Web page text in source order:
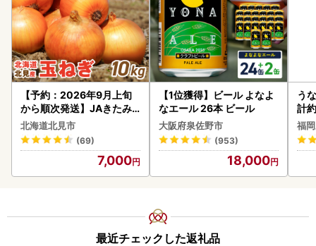
【予約：2026年9月上旬
から順次発送】JAきたみ
らい産 玉ねぎ Lサイズ 10k
g ( タマネギ たまねぎ 野菜
)【210-0003-2026】
北海道北見市
(69)
7,000
【1位獲得】ビール よなよ
なエール 26本 ビール
大阪府泉佐野市
(953)
18,000
う
計
な
福
最近チェックした返礼品